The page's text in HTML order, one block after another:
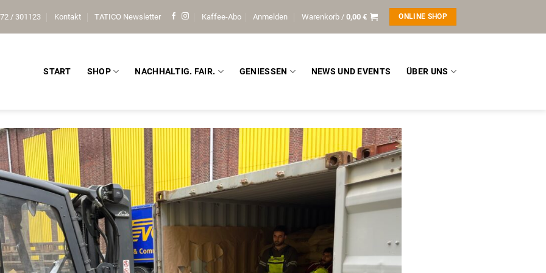
/ 301123 Kontakt TATICO Newsletter Kaffee-Abo Anmelden Warenkorb / 0,00 € ONLINE SHOP
START SHOP NACHHALTIG. FAIR. GENIESSEN NEWS UND EVENTS ÜBER UNS